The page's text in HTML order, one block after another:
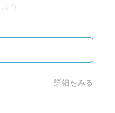
う
詳細をみる